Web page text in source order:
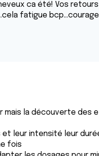
ca été! Vos retours
fatigue
mais la découverte
leur intensité leur
fois